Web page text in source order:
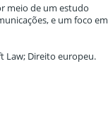
meio de um estudo
e um foco em
Law; Direito europeu.